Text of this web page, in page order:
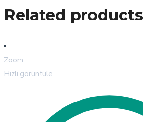
Related products
Zoom
Hızlı görüntüle